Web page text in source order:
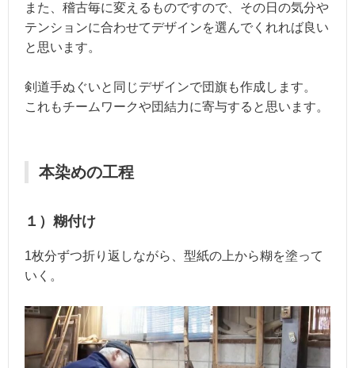
また、稽古毎に変えるものですので、その日の気分や
テンションに合わせてデザインを選んでくれれば良い
と思います。
剣道手ぬぐいと同じデザインで団旗も作成します。
これもチームワークや団結力に寄与すると思います。
本染めの工程
１）糊付け
1枚分ずつ折り返しながら、型紙の上から糊を塗って
いく。